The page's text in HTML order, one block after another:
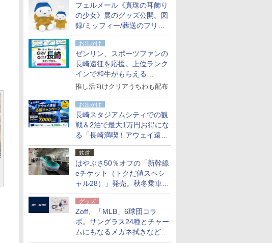
た
フェルメール《真珠の耳飾り
の少女》展のグッズ公開。図
録/ミッフィー/葬送のフリー
レンほか、注目ブランドコラ
ボが実現
お出かけ
ゼンリン、スポーツファンの
長崎遠征を応援。上位ランク
インで和牛がもらえる
「GO！GO！長崎スタンプラ
推し活向けクリアうちわも配布
お出かけ
長崎スタジアムシティでの観
戦＆2泊で最大1万円お得にな
る「長崎満喫！アウェイ遠征
応援キャンペーン」
鉄道
はやぶさ50％オフの「新幹線
eチケット（トクだ値スペシ
ャル28）」発売。秋冬乗車
分、えきねっと限定
グッズ
Zoff、「MLB」6球団コラ
ボ。サングラス24種とチャー
ムにもなるメガネ拭きなど雑